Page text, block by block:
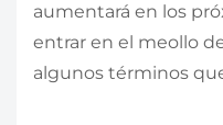
aumentará en los
entrar en el meollo
algunos términos